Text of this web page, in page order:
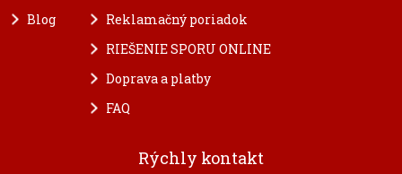
Blog
Reklamačný poriadok
RIEŠENIE SPORU ONLINE
Doprava a platby
FAQ
Rýchly kontakt